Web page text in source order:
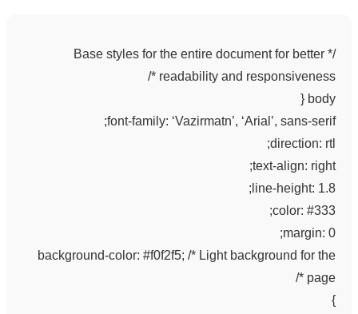
/* Base styles for the entire document for better
readability and responsiveness */
body {
font-family: ‘Vazirmatn’, ‘Arial’, sans-serif;
direction: rtl;
text-align: right;
line-height: 1.8;
color: #333;
margin: 0;
background-color: #f0f2f5; /* Light background for the
page */
}